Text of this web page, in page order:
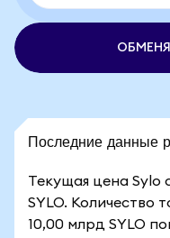
Последние данные
Текущая цена Sylo
SYLO. Количество
10,00 млрд SYLO